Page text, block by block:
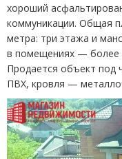
хороший
коммуникации. Общая
метра: три этажа и
в помещениях — более
Продается объект под
ПВХ, кровля —